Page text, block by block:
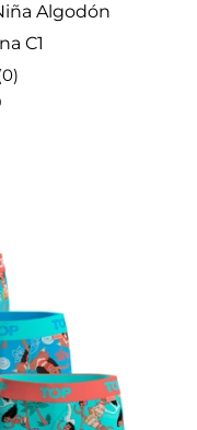
Algodón
C1